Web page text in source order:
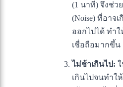
(1 นาที) จึงช่
(Noise) ที่อาจ
ออกไปได้ ทำ
เชื่อถือมากขึ้น
ไม่ช้าเกินไป:
เกินไปจนทำใ